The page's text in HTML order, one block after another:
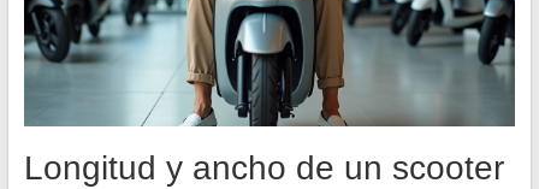
Longitud y ancho de un scooter